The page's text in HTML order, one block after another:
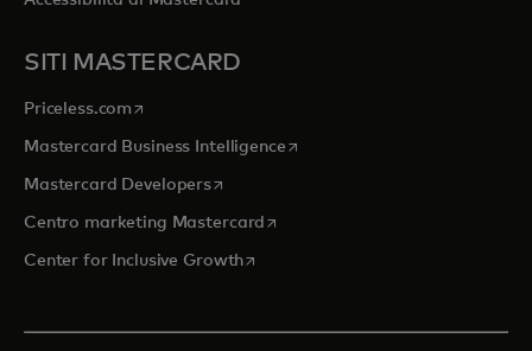
SITI MASTERCARD
Priceless.com si apre in una nuova scheda
Mastercard Business Intelligencesi apre in una nuova scheda
Mastercard Developerssi apre in una nuova scheda
Centro marketing Mastercard si apre in una nuova scheda
Center for Inclusive Growthsi apre in una nuova scheda